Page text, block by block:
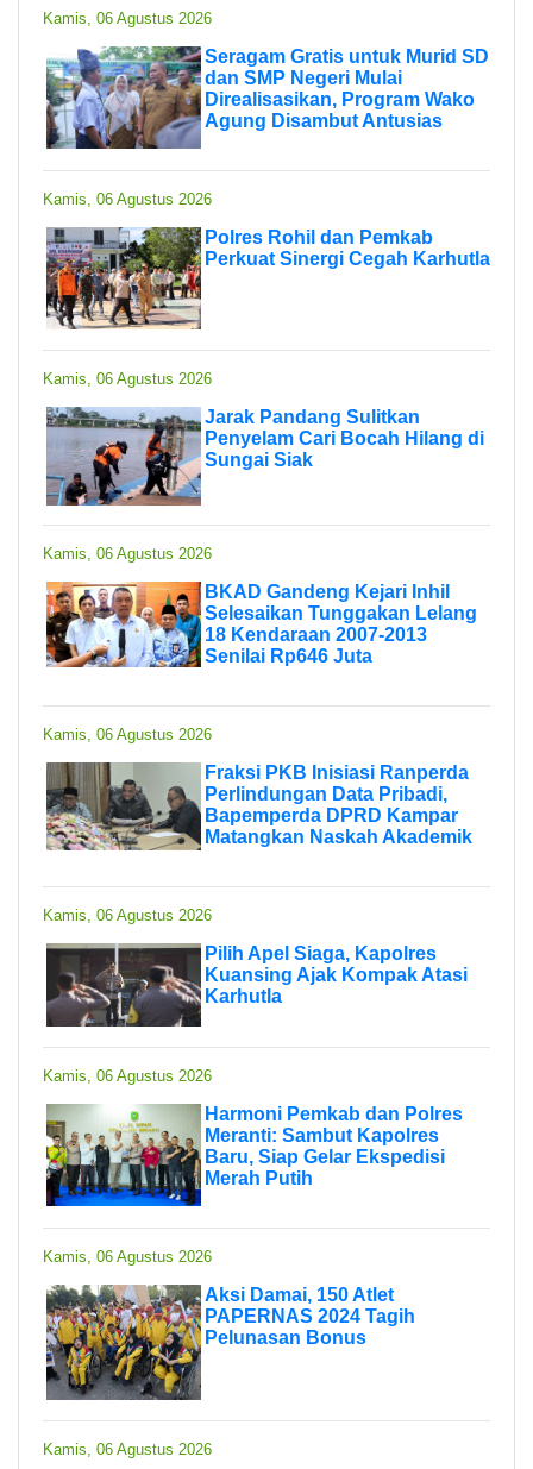
Kamis, 06 Agustus 2026
Seragam Gratis untuk Murid SD
dan SMP Negeri Mulai
Direalisasikan, Program Wako
Agung Disambut Antusias
Kamis, 06 Agustus 2026
Polres Rohil dan Pemkab
Perkuat Sinergi Cegah Karhutla
Kamis, 06 Agustus 2026
Jarak Pandang Sulitkan
Penyelam Cari Bocah Hilang di
Sungai Siak
Kamis, 06 Agustus 2026
BKAD Gandeng Kejari Inhil
Selesaikan Tunggakan Lelang
18 Kendaraan 2007-2013
Senilai Rp646 Juta
Kamis, 06 Agustus 2026
Fraksi PKB Inisiasi Ranperda
Perlindungan Data Pribadi,
Bapemperda DPRD Kampar
Matangkan Naskah Akademik
Kamis, 06 Agustus 2026
Pilih Apel Siaga, Kapolres
Kuansing Ajak Kompak Atasi
Karhutla
Kamis, 06 Agustus 2026
Harmoni Pemkab dan Polres
Meranti: Sambut Kapolres
Baru, Siap Gelar Ekspedisi
Merah Putih
Kamis, 06 Agustus 2026
Aksi Damai, 150 Atlet
PAPERNAS 2024 Tagih
Pelunasan Bonus
Kamis, 06 Agustus 2026